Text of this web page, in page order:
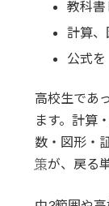
教科書
計算、
公式
高校生であ
ます。計算
数・図形・
策が、戻る